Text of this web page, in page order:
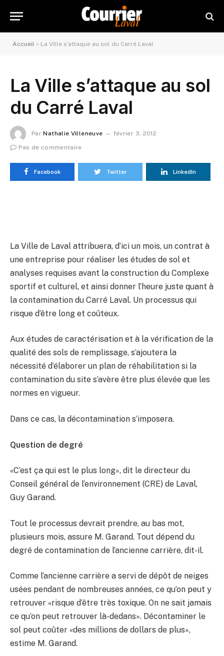
Accueil » La Ville s’attaque au sol du Carré Laval
La Ville s’attaque au sol
du Carré Laval
Par Nathalie Villeneuve
février 3, 2012
Pas de commentaire
Facebook Twitter LinkedIn
La Ville de Laval attribuera, d’ici un mois, un contrat à
une entreprise pour réaliser les études de sol et
analyses requises avant la construction du Complexe
sportif et culturel, et ainsi donner l’heure juste quant à
la contamination du Carré Laval. Un processus qui
risque d’être long et coûteux.
Aux études de caractérisation et à la vérification de la
qualité des sols de remplissage, s’ajoutera la
nécessité d’élaborer un plan de réhabilitation si la
contamination du site s’avère être plus élevée que les
normes en vigueur.
Dans ce cas, la décontamination s’imposera.
Question de degré
«C’est ça qui est le plus long», dit le directeur du
Conseil général de l’environnement (CRE) de Laval,
Guy Garand.
Tout le processus devrait prendre, au bas mot,
plusieurs mois, assure M. Garand. Tout dépend du
degré de contamination de l’ancienne carrière, dit-il.
Comme l’ancienne carrière a servi de dépôt de neiges
usées pendant de nombreuses années, ce qu’on peut y
retrouver «risque d’être très toxique. On ne sait jamais
ce qu’on peut retrouver là-dedans». Décontaminer le
sol peut coûter «des millions de dollars de plus»,
estime M. Garand.